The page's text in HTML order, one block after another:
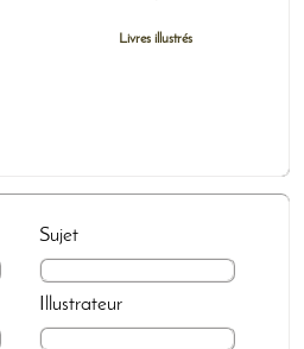
Livres illustrés
Sujet
Illustrateur